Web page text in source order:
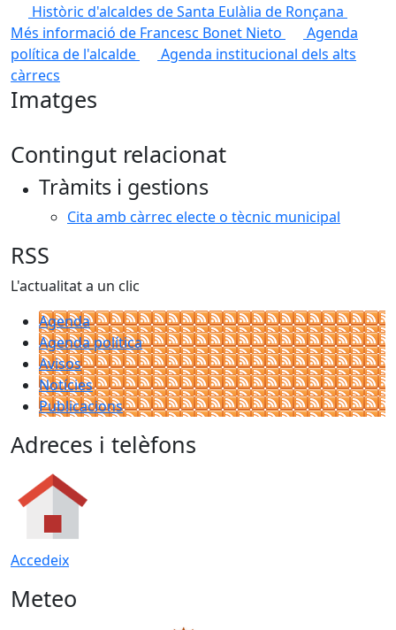
Històric d'alcaldes de Santa Eulàlia de Ronçana
Més informació de Francesc Bonet Nieto
Agenda
política de l'alcalde
Agenda institucional dels alts
càrrecs
Imatges
Contingut relacionat
Tràmits i gestions
Cita amb càrrec electe o tècnic municipal
RSS
L'actualitat a un clic
Agenda
Agenda política
Avisos
Notícies
Publicacions
Adreces i telèfons
Accedeix
Meteo